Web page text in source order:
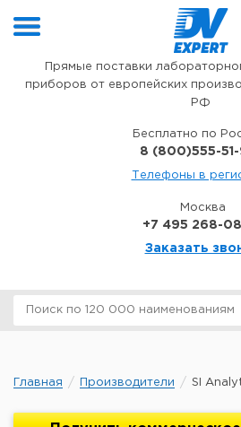
Прямые поставки
приборов от европейских
РФ
Бесплатно по
8 (800)555-
Телефоны в
Москва
+7 495 268-
Заказать
Главная Производители SI